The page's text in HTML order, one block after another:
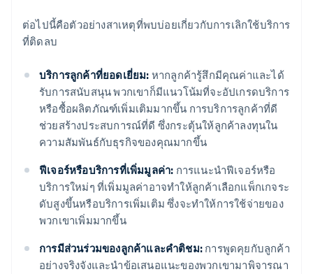
ต่อไปนี้คือตัวอย่างสาเหตุที่พบบ่อยเกี่ยวกับการเลิกใช้บริการ
ที่ติดลบ
บริการลูกค้าที่ยอดเยี่ยม: หากลูกค้ารู้สึกมีคุณค่าและได้
รับการสนับสนุน พวกเขาก็มีแนวโน้มที่จะอัปเกรดบริการ
หรือซื้อผลิตภัณฑ์เพิ่มเติมมากขึ้น การบริการลูกค้าที่ดี
ช่วยสร้างประสบการณ์ที่ดี ซึ่งกระตุ้นให้ลูกค้าลงทุนใน
ความสัมพันธ์กับธุรกิจของคุณมากขึ้น
ฟีเจอร์หรือบริการที่เพิ่มมูลค่า: การแนะนำฟีเจอร์หรือ
บริการใหม่ๆ ที่เพิ่มมูลค่าอาจทำให้ลูกค้าเลือกแพ็กเกจระ
ดับสูงขึ้นหรือบริการเพิ่มเติม ซึ่งจะทำให้การใช้จ่ายของ
พวกเขาเพิ่มมากขึ้น
การมีส่วนร่วมของลูกค้าและคำติชม: การพูดคุยกับลูกค้า
อย่างจริงจังและนำข้อเสนอแนะของพวกเขามาพิจารณา